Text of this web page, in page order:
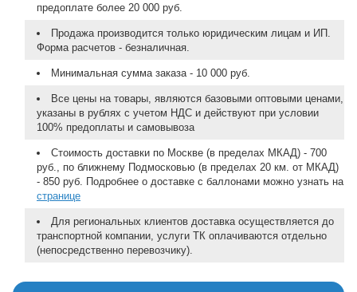
предоплате более 20 000 руб.
Продажа производится только юридическим лицам и ИП.
Форма расчетов - безналичная.
Минимальная сумма заказа - 10 000 руб.
Все цены на товары, являются базовыми оптовыми ценами,
указаны в рублях с учетом НДС и действуют при условии
100% предоплаты и самовывоза
Стоимость доставки по Москве (в пределах МКАД) - 700
руб., по ближнему Подмосковью (в пределах 20 км. от МКАД)
- 850 руб. Подробнее о доставке с баллонами можно узнать на
странице
Для региональных клиентов доставка осуществляется до
транспортной компании, услуги ТК оплачиваются отдельно
(непосредственно перевозчику).